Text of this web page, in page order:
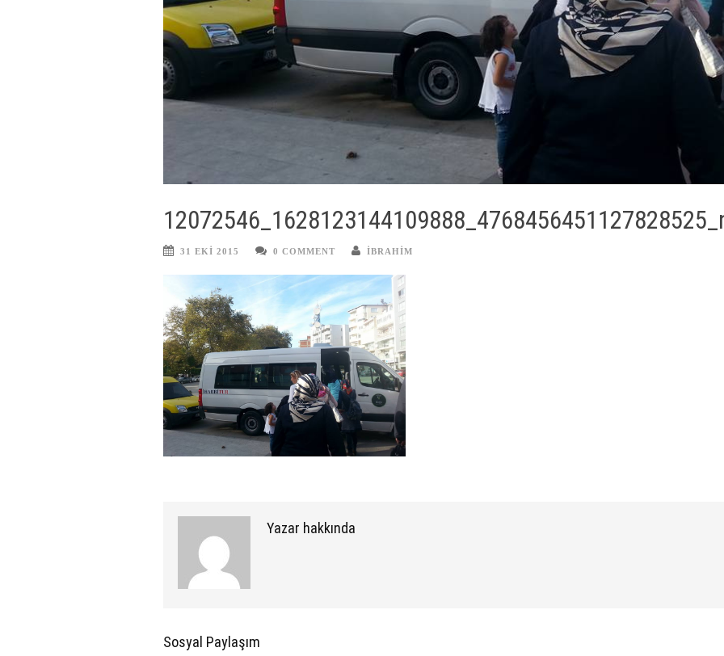
31 EKI 2015 0 COMMENT IBRAHIM
Yazar hakkında
Sosyal Paylaşım